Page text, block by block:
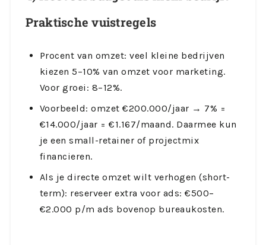
Praktische vuistregels
Procent van omzet: veel kleine bedrijven
kiezen 5–10% van omzet voor marketing.
Voor groei: 8–12%.
Voorbeeld: omzet €200.000/jaar → 7% =
€14.000/jaar = €1.167/maand. Daarmee kun
je een small-retainer of projectmix
financieren.
Als je directe omzet wilt verhogen (short-
term): reserveer extra voor ads: €500–
€2.000 p/m ads bovenop bureaukosten.